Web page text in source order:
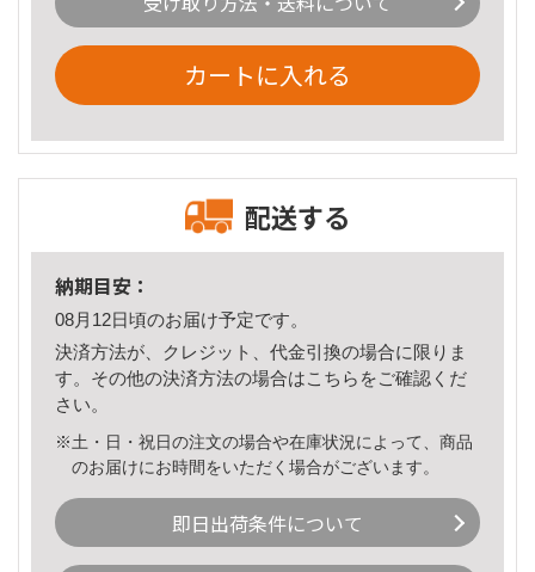
カートに入れる
配送する
納期目安：
08月12日頃のお届け予定です。
決済方法が、クレジット、代金引換の場合に限りま
す。その他の決済方法の場合はこちら をご確認くだ
さい。
※土・日・祝日の注文の場合や在庫状況によって、商品
のお届けにお時間をいただく場合がございます。
即日出荷条件について